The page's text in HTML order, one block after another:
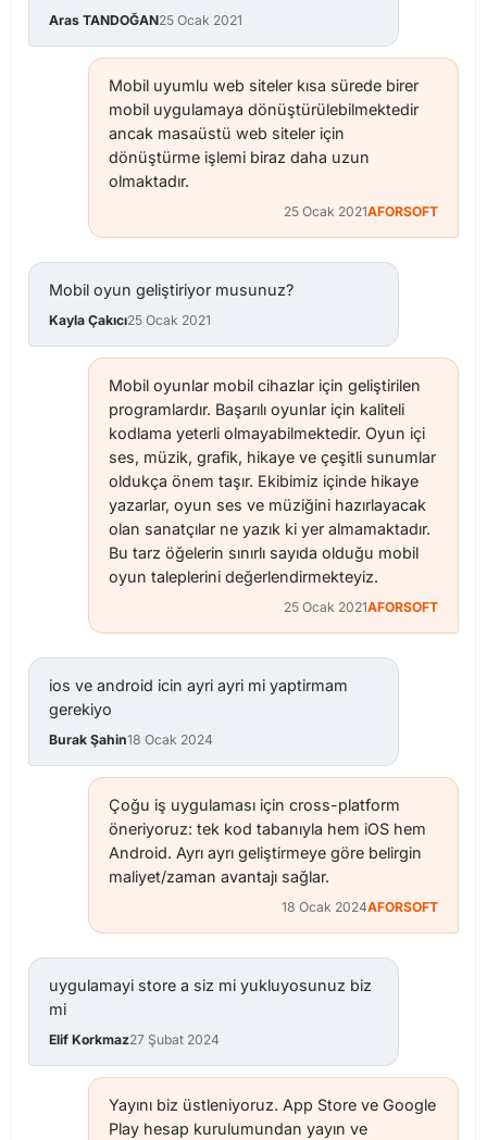
Aras TANDOĞAN25 Ocak 2021
Mobil uyumlu web siteler kısa sürede birer
mobil uygulamaya dönüştürülebilmektedir
ancak masaüstü web siteler için
dönüştürme işlemi biraz daha uzun
olmaktadır.
25 Ocak 2021AFORSOFT
Mobil oyun geliştiriyor musunuz?
Kayla Çakıcı25 Ocak 2021
Mobil oyunlar mobil cihazlar için geliştirilen
programlardır. Başarılı oyunlar için kaliteli
kodlama yeterli olmayabilmektedir. Oyun içi
ses, müzik, grafik, hikaye ve çeşitli sunumlar
oldukça önem taşır. Ekibimiz içinde hikaye
yazarlar, oyun ses ve müziğini hazırlayacak
olan sanatçılar ne yazık ki yer almamaktadır.
Bu tarz öğelerin sınırlı sayıda olduğu mobil
oyun taleplerini değerlendirmekteyiz.
25 Ocak 2021AFORSOFT
ios ve android icin ayri ayri mi yaptirmam
gerekiyo
Burak Şahin18 Ocak 2024
Çoğu iş uygulaması için cross-platform
öneriyoruz: tek kod tabanıyla hem iOS hem
Android. Ayrı ayrı geliştirmeye göre belirgin
maliyet/zaman avantajı sağlar.
18 Ocak 2024AFORSOFT
uygulamayi store a siz mi yukluyosunuz biz
mi
Elif Korkmaz27 Şubat 2024
Yayını biz üstleniyoruz. App Store ve Google
Play hesap kurulumundan yayın ve